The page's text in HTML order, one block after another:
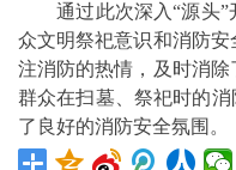
通过此次深入“源头”
众文明祭祀意识和消防
注消防的热情，及时消
群众在扫墓、祭祀时的
了良好的消防安全氛围